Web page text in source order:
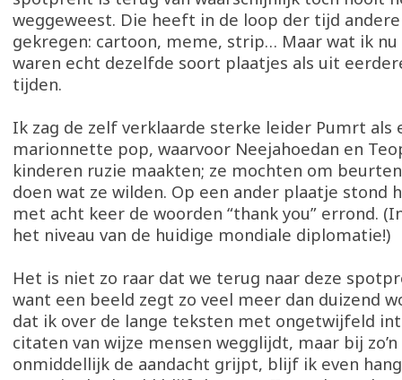
weggeweest. Die heeft in de loop der tijd
gekregen: cartoon, meme, strip… Maar wat ik
waren echt dezelfde soort plaatjes als uit
tijden.
Ik zag de zelf verklaarde sterke leider Pumrt als
marionnette pop, waarvoor Neejahoedan en
kinderen ruzie maakten; ze mochten om
doen wat ze wilden. Op een ander plaatje stond
met acht keer de woorden “thank you” errond.
het niveau van de huidige mondiale diplomatie!)
Het is niet zo raar dat we terug naar deze
want een beeld zegt zo veel meer dan duizend
dat ik over de lange teksten met ongetwijfeld
citaten van wijze mensen wegglijdt, maar bij
onmiddellijk de aandacht grijpt, blijf ik even